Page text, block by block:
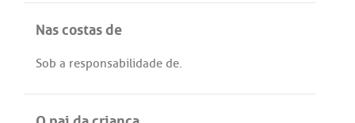
Nas costas de
Sob a responsabilidade de.